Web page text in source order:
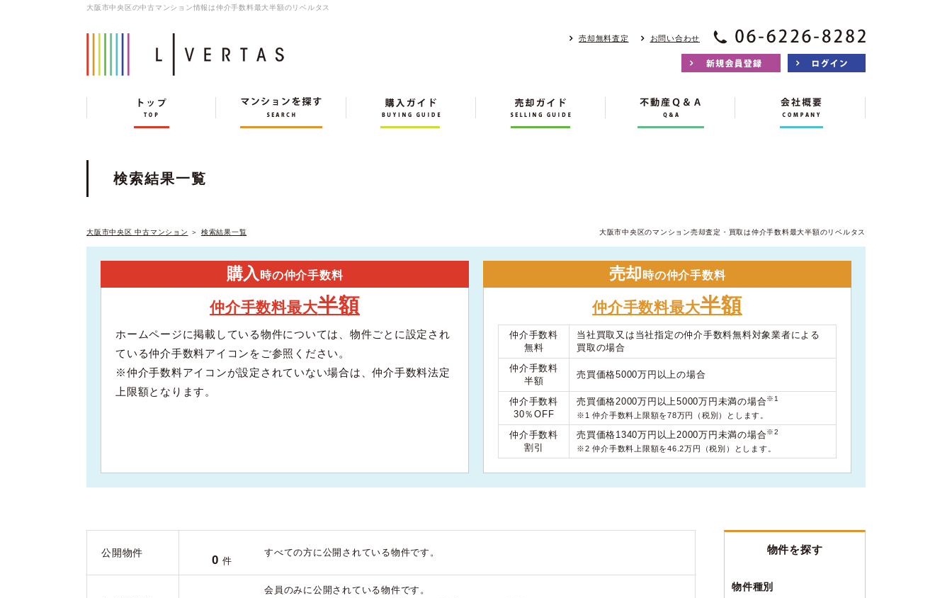
大阪市中央区の中古マンション情報は仲介手数料最大半額のリベルタス
売却無料査定 お問い合わせ
検索結果一覧
大阪市中央区 中古マンション ＞ 検索結果一覧 大阪市中央区のマンション売却査定・買取は仲介手数料最大半額のリベルタス
購入 時の仲介手数料
仲介手数料最大半額
ホームページに掲載している物件については、物件ごとに設定され
ている仲介手数料アイコンをご参照ください。
※仲介手数料アイコンが設定されていない場合は、仲介手数料法定
上限額となります。
売却時の仲介手数料
仲介手数料最大半額
仲介手数料
無料
当社買取又は当社指定の仲介手数料無料対象業者による
買取の場合
仲介手数料
半額
売買価格5000万円以上の場合
仲介手数料
30％OFF
売買価格2000万円以上5000万円未満の場合※1
※1 仲介手数料上限額を78万円（税別）とします。
仲介手数料
割引
売買価格1340万円以上2000万円未満の場合※2
※2 仲介手数料上限額を46.2万円（税別）とします。
公開物件
0 件
すべての方に公開されている物件です。
会員のみに公開されている物件です。
物件を探す
物件種別